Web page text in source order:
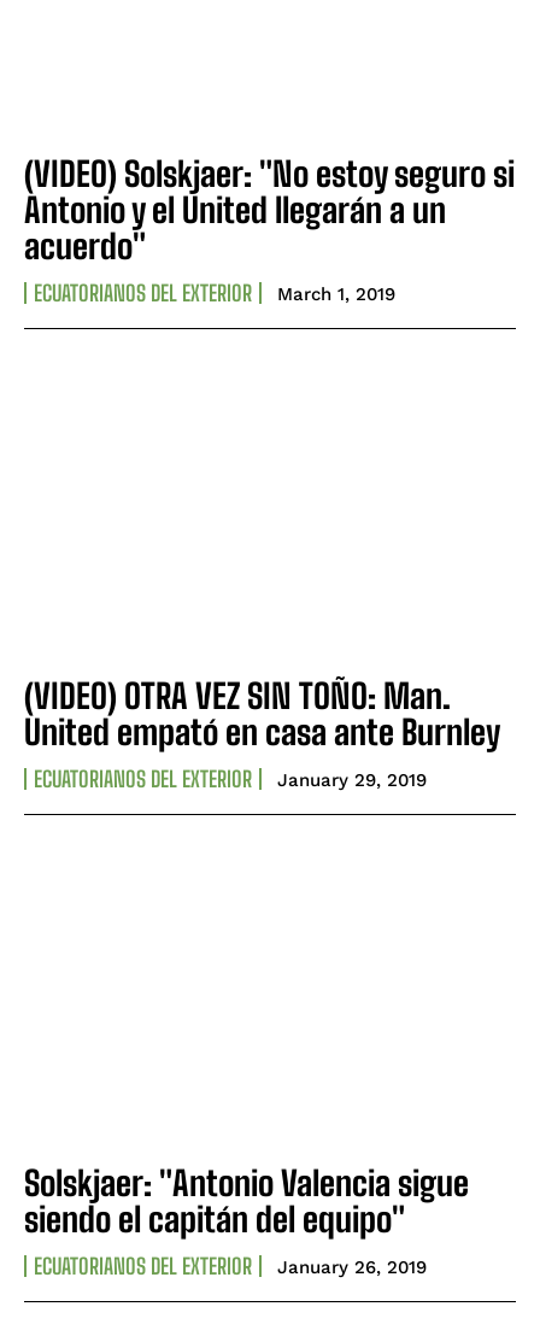
(VIDEO) Solskjaer: "No estoy seguro si
Antonio y el United llegarán a un
acuerdo"
ECUATORIANOS DEL EXTERIOR March 1, 2019
(VIDEO) OTRA VEZ SIN TOÑO: Man.
United empató en casa ante Burnley
ECUATORIANOS DEL EXTERIOR January 29, 2019
Solskjaer: "Antonio Valencia sigue
siendo el capitán del equipo"
ECUATORIANOS DEL EXTERIOR January 26, 2019